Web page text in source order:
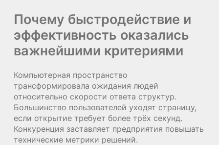
Почему быстродействие и
эффективность оказались
важнейшими критериями
Компьютерная пространство
трансформировала ожидания людей
относительно скорости ответа структур.
Большинство пользователей уходят страницу,
если открытие требует более трёх секунд.
Конкуренция заставляет предприятия повышать
технические метрики решений.